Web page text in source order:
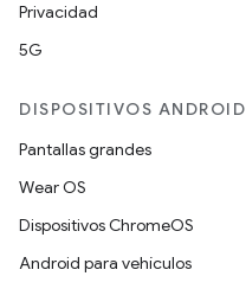
Privacidad
5G
DISPOSITIVOS ANDROID
Pantallas grandes
Wear OS
Dispositivos ChromeOS
Android para vehículos